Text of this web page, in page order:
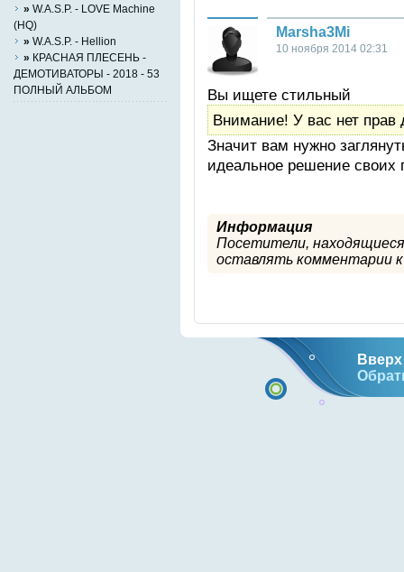
Marsha3Mi
10 ноября 2014 02:31
Вы ищете стильный
Внимание! У вас нет прав
Значит вам нужно
идеальное решение своих
Информация
Посетители,
оставлять комментарии к
» W.A.S.P. - LOVE Machine
(HQ)
» W.A.S.P. - Hellion
» КРАСНАЯ ПЛЕСЕНЬ -
ДЕМОТИВАТОРЫ - 2018 - 53
ПОЛНЫЙ АЛЬБОМ
Вверх